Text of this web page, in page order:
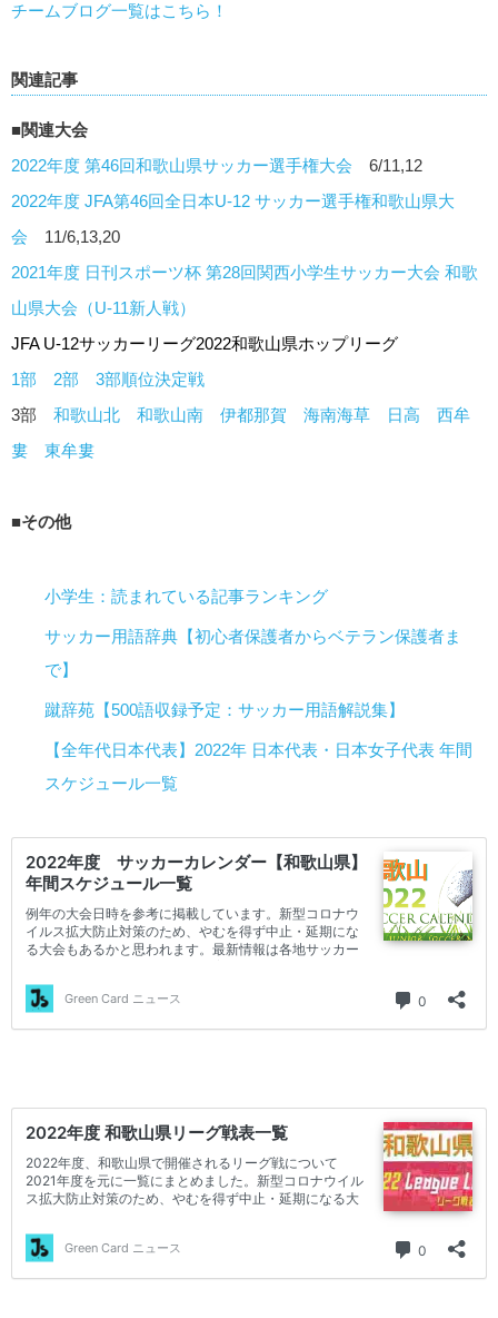
チームブログ一覧はこちら！
関連記事
■関連大会
2022年度 第46回和歌山県サッカー選手権大会 6/11,12
2022年度 JFA第46回全日本U-12 サッカー選手権和歌山県大
会 11/6,13,20
2021年度 日刊スポーツ杯 第28回関西小学生サッカー大会 和歌
山県大会（U-11新人戦）
JFA U-12サッカーリーグ2022和歌山県ホップリーグ
1部
2部
3部順位決定戦
3部 和歌山北 和歌山南 伊都那賀 海南海草 日高
西牟
婁
東牟婁
■その他
小学生：読まれている記事ランキング
サッカー用語辞典【初心者保護者からベテラン保護者ま
で】
蹴辞苑【500語収録予定：サッカー用語解説集】
【全年代日本代表】2022年 日本代表・日本女子代表 年間
スケジュール一覧